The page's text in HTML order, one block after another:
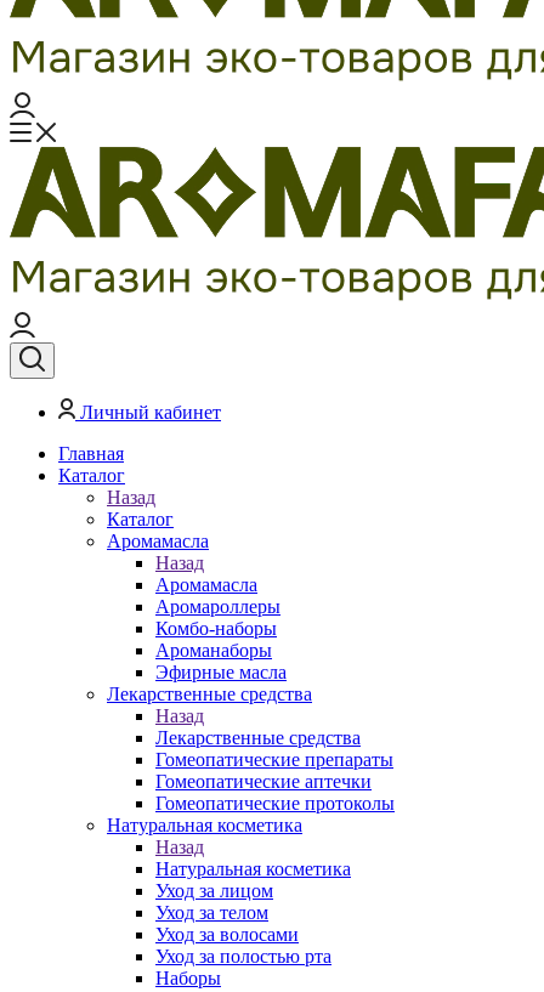
Личный кабинет
Главная
Каталог
Назад
Каталог
Аромамасла
Назад
Аромамасла
Аромароллеры
Комбо-наборы
Ароманаборы
Эфирные масла
Лекарственные средства
Назад
Лекарственные средства
Гомеопатические препараты
Гомеопатические аптечки
Гомеопатические протоколы
Натуральная косметика
Назад
Натуральная косметика
Уход за лицом
Уход за телом
Уход за волосами
Уход за полостью рта
Наборы